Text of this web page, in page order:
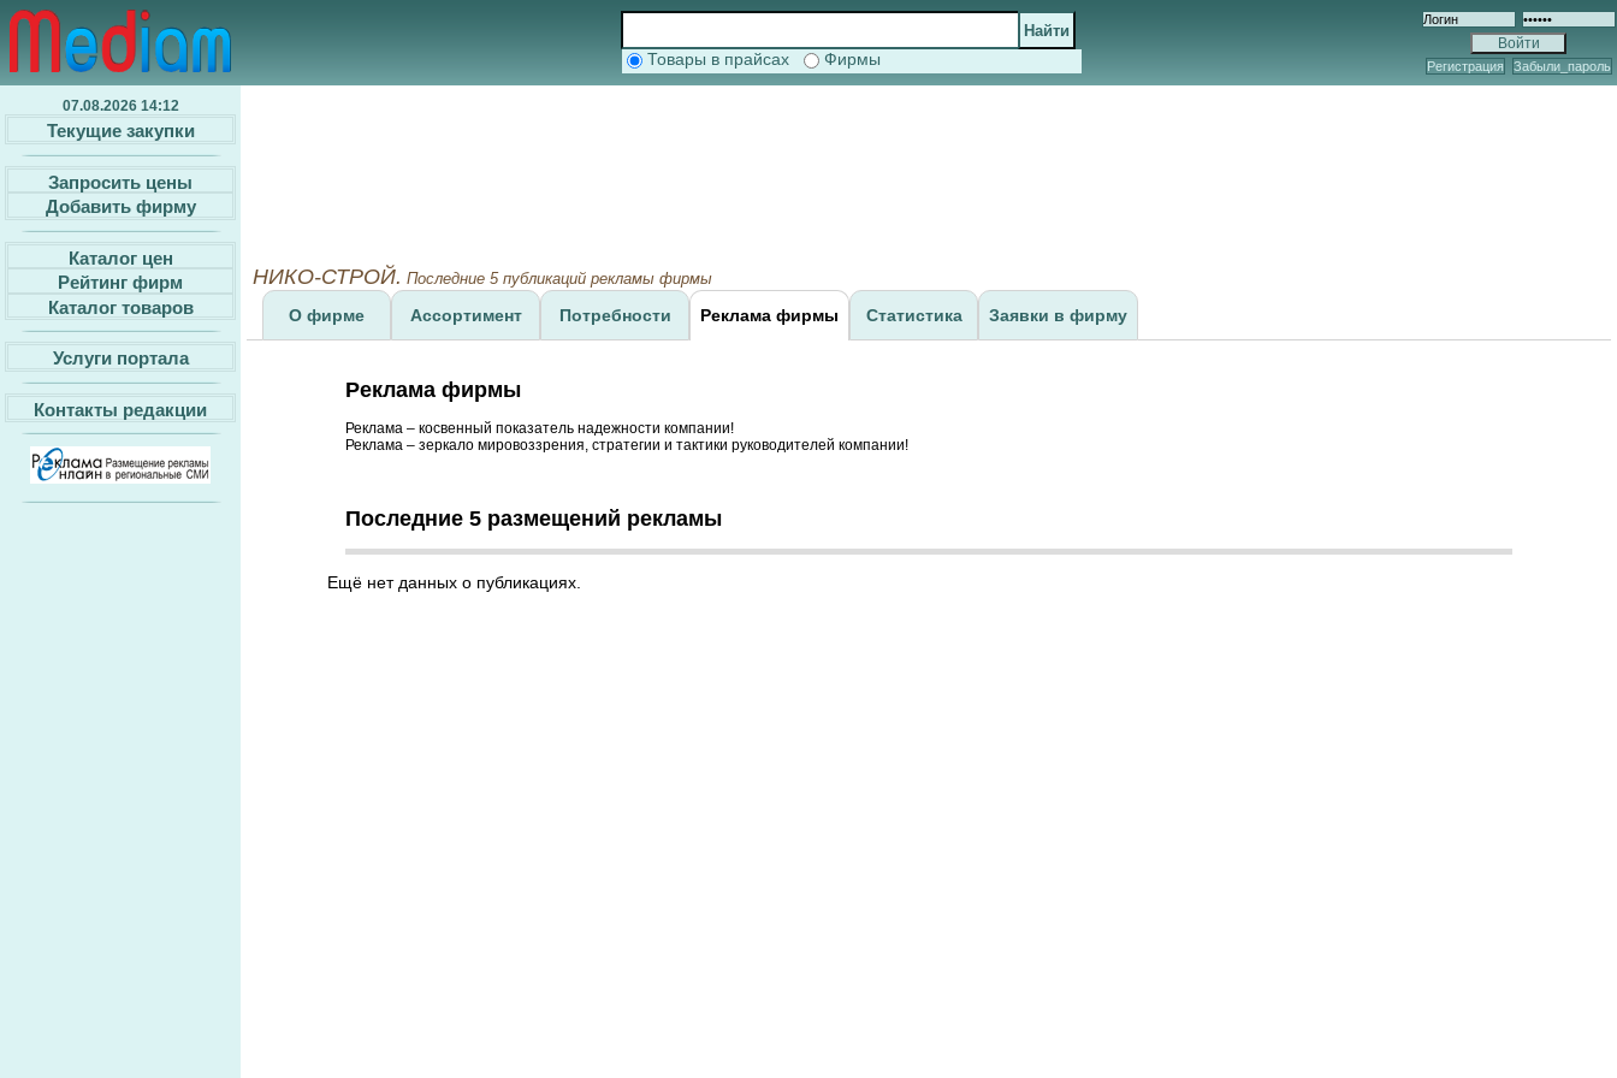
Товары в прайсах Фирмы Регистрация Забыли_пароль
07.08.2026 14:12
Текущие закупки
Запросить цены
Добавить фирму
Каталог цен
Рейтинг фирм
Каталог товаров
Услуги портала
Контакты редакции
НИКО-СТРОЙ. Последние 5 публикаций рекламы фирмы
О фирме Ассортимент Потребности Реклама фирмы Статистика Заявки в фирму
Реклама фирмы
Реклама – косвенный показатель надежности компании!
Реклама – зеркало мировоззрения, стратегии и тактики руководителей компании!
Последние 5 размещений рекламы
Ещё нет данных о публикациях.